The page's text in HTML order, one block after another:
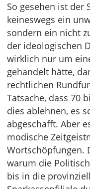
So gesehen ist der
keineswegs ein
sondern ein nicht
der ideologischen
wirklich nur um
gehandelt hätte,
rechtlichen
Tatsache, dass 70
dies ablehnen, es
abgeschafft. Aber
modische
Wortschöpfungen.
warum die
bis in die